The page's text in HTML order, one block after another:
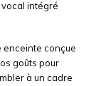
intégré
enceinte conçue
goûts pour
à un cadre